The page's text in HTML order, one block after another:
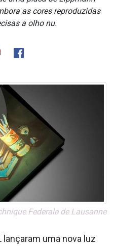
as cores reproduzidas
a olho nu.
Federale de Lausanne
lançaram uma nova luz